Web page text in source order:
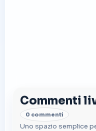
Commenti
0 commenti
Uno spazio semplice